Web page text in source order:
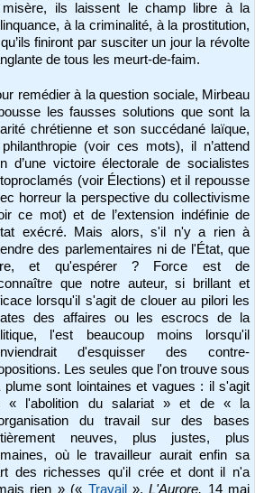
misère, ils laissent le champ libre à la
à la criminalité, à la prostitution,
finiront par susciter un jour la révolte
de tous les meurt-de-faim.
remédier à la question sociale, Mirbeau
les fausses solutions que sont la
chrétienne et son succédané laïque,
philanthropie (voir ces mots), il n’attend
d’une victoire électorale de socialistes
(voir Élections) et il repousse
horreur la perspective du collectivisme
ce mot) et de l’extension indéfinie de
exécré. Mais alors, s'il n'y a rien à
des parlementaires ni de l'État, que
et qu'espérer ? Force est de
que notre auteur, si brillant et
lorsqu'il s'agit de clouer au pilori les
des affaires ou les escrocs de la
l'est beaucoup moins lorsqu'il
d'esquisser des contre-
Les seules que l'on trouve sous
plume sont lointaines et vagues : il s'agit
« l'abolition du salariat » et de « la
du travail sur des bases
neuves, plus justes, plus
où le travailleur aurait enfin sa
des richesses qu'il crée et dont il n'a
rien » (« Travail »,L'Aurore, 14 mai